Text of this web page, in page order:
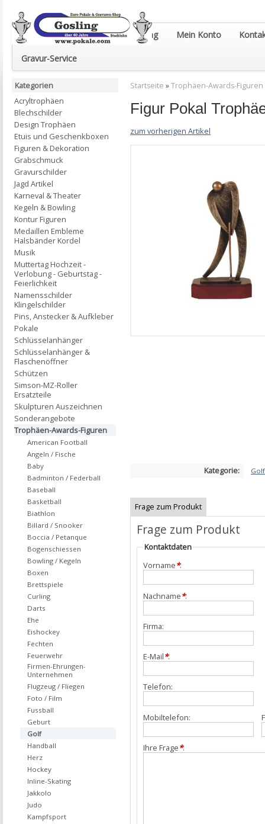
Euro-Pokale & Gravur-Shop Gosling Mein Konto
Gravur-Service
Startseite »Trophäen-Awards-Figuren
Figur Pokal
zum vorherigen Artikel
Kategorie: Golf
Frage zum Produkt
Frage zum Produkt
Kontaktdaten
Vorname*:
Nachname*:
Firma:
E-Mail*:
Telefon:
Mobiltelefon:
Ihre Frage*:
Kategorien
Acryltrophäen
Blechschilder
Design Trophäen
Etuis und Geschenkboxen
Figuren & Dekoration
Grabschmuck
Gravurschilder
Jagd Artikel
Karneval & Theater
Kegeln & Bowling
Kontur Figuren
Medaillen Embleme
Halsbänder Kordel
Musik
Muttertag Hochzeit -
Verlobung - Geburtstag -
Feierlichkeit
Namensschilder
Klingelschilder
Pins, Anstecker & Aufkleber
Pokale
Schlüsselanhänger
Schlüsselanhänger &
Flaschenöffner
Schützen
Simson-MZ-Roller
Ersatzteile
Skulpturen Auszeichnen
Sonderangebote
Trophäen-Awards-Figuren
American Football
Angeln / Fische
Baby
Badminton / Federball
Baseball
Basketball
Biathlon
Billard / Snooker
Boccia / Petanque
Bogenschiessen
Bowling / Kegeln
Boxen
Brettspiele
Curling
Darts
Ehe
Eishockey
Fechten
Feuerwehr
Firmen-Ehrungen-
Unternehmen
Flugzeug / Fliegen
Foto / Film
Fussball
Geburt
Golf
Handball
Herz
Hockey
Inline-Skating
Jakkolo
Judo
Kampfsport